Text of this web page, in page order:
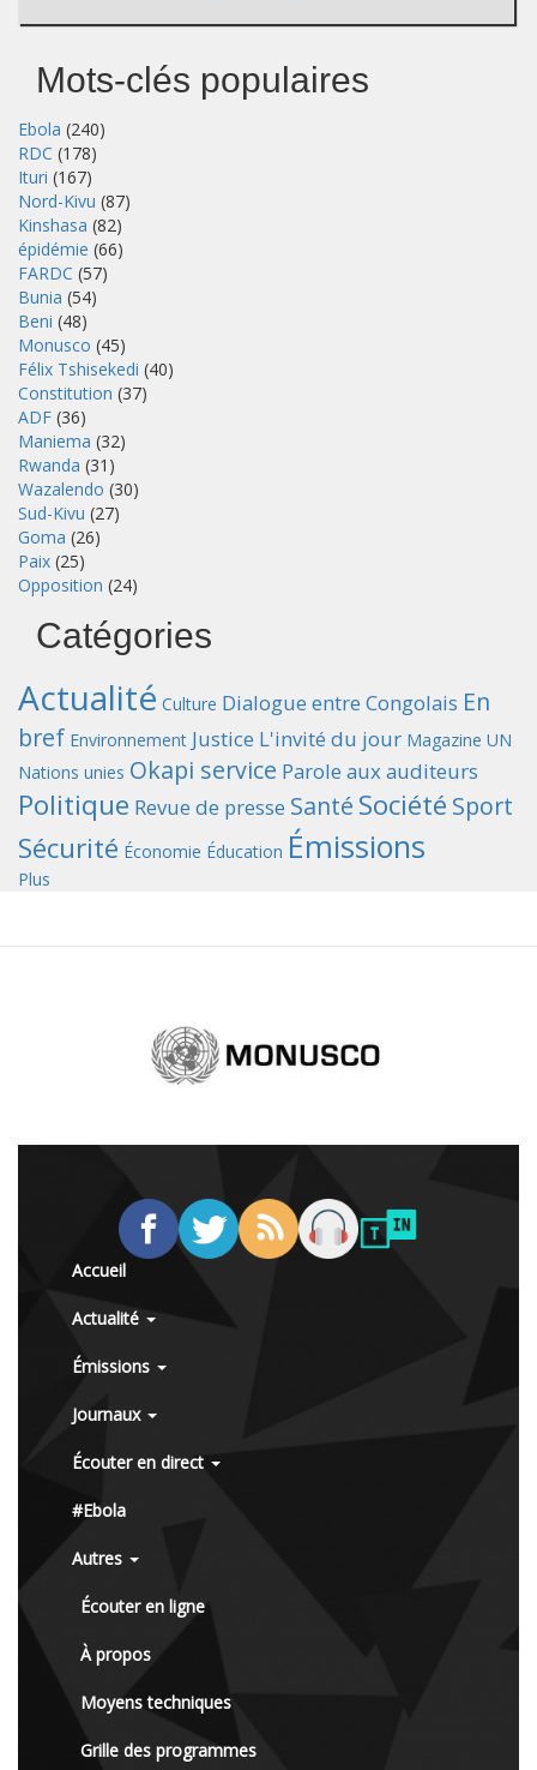
Mots-clés populaires
Ebola (240)
RDC (178)
Ituri (167)
Nord-Kivu (87)
Kinshasa (82)
épidémie (66)
FARDC (57)
Bunia (54)
Beni (48)
Monusco (45)
Félix Tshisekedi (40)
Constitution (37)
ADF (36)
Maniema (32)
Rwanda (31)
Wazalendo (30)
Sud-Kivu (27)
Goma (26)
Paix (25)
Opposition (24)
Catégories
Actualité Culture Dialogue entre Congolais En
bref Environnement Justice L'invité du jour Magazine UN
Nations unies Okapi service Parole aux auditeurs
Politique Revue de presse Santé Société Sport
Sécurité Économie Éducation Émissions
Plus
Accueil
Actualité
Émissions
Journaux
Écouter en direct
#Ebola
Autres
Écouter en ligne
À propos
Moyens techniques
Grille des programmes